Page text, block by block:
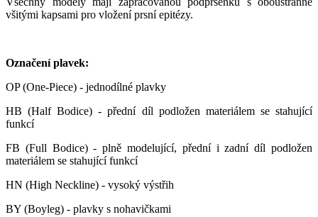
všitými kapsami pro vložení prsní epitézy.
Označení plavek:
OP (One-Piece) - jednodílné plavky
HB (Half Bodice) - přední díl podložen materiálem se stahující
funkcí
FB (Full Bodice) - plně modelující, přední i zadní díl podložen
materiálem se stahující funkcí
HN (High Neckline) - vysoký výstřih
BY (Boyleg) - plavky s nohavičkami